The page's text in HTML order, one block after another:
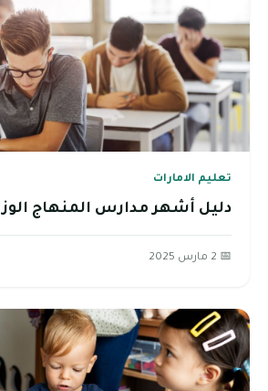
تعليم الامارات
دليل أشهر مدارس المنهاج
📅 2 مارس 2025